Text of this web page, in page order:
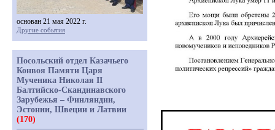
основан 21 мая 2022 г.
Другие события
Посольский отдел Казачьего
Конвоя Памяти Царя
Мученика Николая II
Балтийско-Скандинавского
Зарубежья – Финляндии,
Эстонии, Швеции и Латвии
(170)